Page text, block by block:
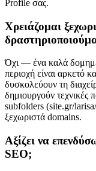
Profile σας.
Χρειάζομαι
Όχι — ένα καλά
περιοχή είναι αρκετό
δυσκολεύουν τη
δημιουργούν τεχνικές
subfolders (site.gr/
ξεχωριστά domains.
Αξίζει να
SEO;